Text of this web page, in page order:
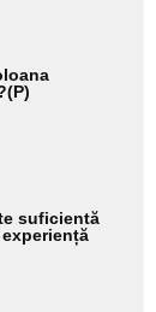
suficientă